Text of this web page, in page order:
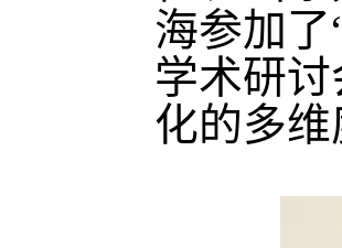
海参加
学术研
化的多